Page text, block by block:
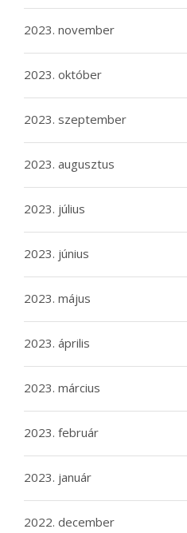
2023. november
2023. október
2023. szeptember
2023. augusztus
2023. július
2023. június
2023. május
2023. április
2023. március
2023. február
2023. január
2022. december